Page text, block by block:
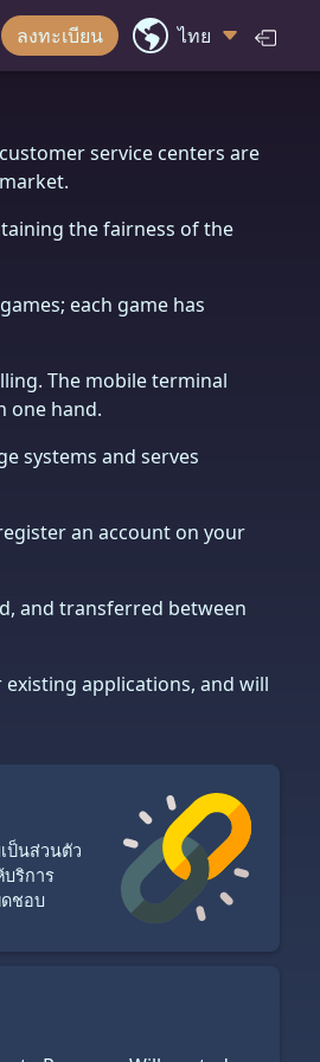
ลงทะเบียน ไทย
service centers are
the fairness of the
each game has
The mobile terminal
one hand.
systems and serves
an account on your
and transferred between
applications, and will
ป็นส่วนตัว
บริการ
ชอบ